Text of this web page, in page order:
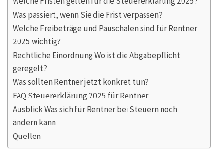
Was passiert, wenn Sie die Frist verpassen?
Welche Freibeträge und Pauschalen sind für Rentner
2025 wichtig?
Rechtliche Einordnung Wo ist die Abgabepflicht
geregelt?
Was sollten Rentner jetzt konkret tun?
FAQ Steuererklärung 2025 für Rentner
Ausblick Was sich für Rentner bei Steuern noch
ändern kann
Quellen